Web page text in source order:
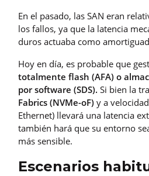
En el pasado, las SAN eran
los fallos, ya que la latencia
duros actuaba como
Hoy en día, es probable que
totalmente flash (AFA) o
por software (SDS). Si bien la
Fabrics (NVMe-oF) y a
Ethernet) llevará una latencia
también hará que su entorno
más sensible.
Escenarios